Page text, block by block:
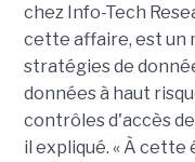
chez Info-Tech
cette affaire, est un
stratégies de
données à haut
contrôles d'accès
il expliqué. « À cette